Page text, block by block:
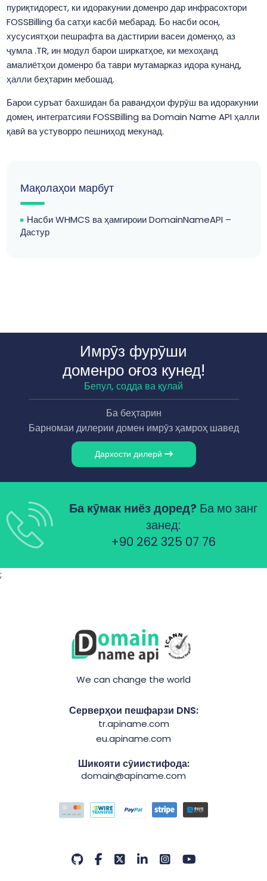
пуриқтидорест, ки идоракунии доменро дар инфрасохтори
FOSSBilling ба сатҳи касбӣ мебарад. Бо насби осон,
хусусиятҳои пешрафта ва дастгирии васеи доменҳо, аз
ҷумла .TR, ин модул барои ширкатҳое, ки мехоҳанд
амалиётҳои доменро ба таври мутамарказ идора кунанд,
ҳалли беҳтарин мебошад.
Барои суръат бахшидан ба равандҳои фурӯш ва идоракунии
домен, интегратсияи FOSSBilling ва Domain Name API ҳалли
қавӣ ва устуворро пешниҳод мекунад.
Мақолаҳои марбут
Насби WHMCS ва ҳамгироии DomainNameAPI –
Дастур
Имрӯз фурӯши
доменро оғоз кунед!
Бепул, содда ва қулай
Ба беҳтарин
Барномаи дилерии домен имрӯз ҳамроҳ шавед
Дархости дилерӣ
Ба кӯмак ниёз доред? Ба мо занг
занед:
+90 262 325 07 76
;
We can change the world
Серверҳои пешфарзи DNS:
tr.apiname.com
eu.apiname.com
Шикояти сӯиистифода:
domain@apiname.com